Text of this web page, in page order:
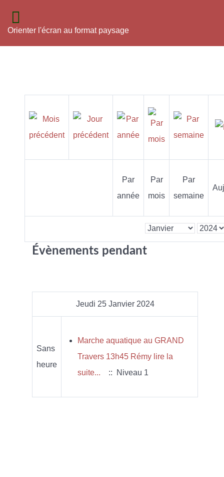
Orienter l'écran au format paysage
Par
année
Par
mois
Par
semaine
Évènements pendant
Jeudi 25 Janvier 2024
Sans
heure
Marche aquatique au GRAND
Travers 13h45 Rémy lire la
suite...
:: Niveau 1